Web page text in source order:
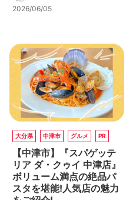
2026/06/05
大分県 中津市 グルメ PR
【中津市】『スパゲッテ
リア ダ・クゥイ 中津店』
ボリューム満点の絶品パ
スタを堪能!人気店の魅力